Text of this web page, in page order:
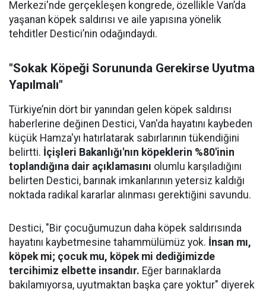
Merkezi'nde gerçekleşen kongrede, özellikle Van’da
yaşanan köpek saldırısı ve aile yapısına yönelik
tehditler Destici’nin odağındaydı.
"Sokak Köpeği Sorununda Gerekirse Uyutma
Yapılmalı"
Türkiye’nin dört bir yanından gelen köpek saldırısı
haberlerine değinen Destici, Van'da hayatını kaybeden
küçük Hamza'yı hatırlatarak sabırlarının tükendiğini
belirtti. İçişleri Bakanlığı'nın köpeklerin %80'inin
toplandığına dair açıklamasını olumlu karşıladığını
belirten Destici, barınak imkanlarının yetersiz kaldığı
noktada radikal kararlar alınması gerektiğini savundu.
Destici, "Bir çocuğumuzun daha köpek saldırısında
hayatını kaybetmesine tahammülümüz yok. İnsan mı,
köpek mi; çocuk mu, köpek mi dediğimizde
tercihimiz elbette insandır. Eğer barınaklarda
bakılamıyorsa, uyutmaktan başka çare yoktur" diyerek